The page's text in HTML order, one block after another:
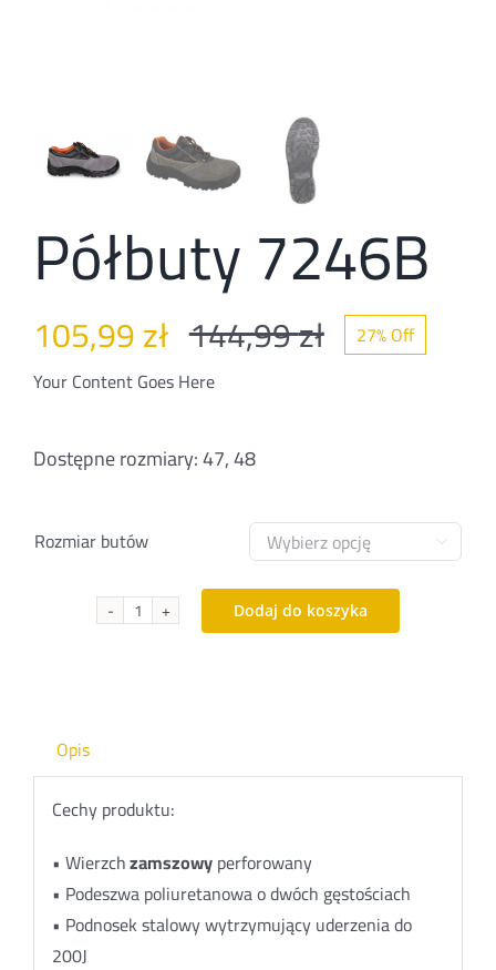
Półbuty 7246B
144,99zł Pierwotna
144,99 zł.
105,99zł
Aktualna
105,99 zł.
27% Off
Your Content Goes Here
Dostępne rozmiary: 47, 48
Rozmiar butów 
ilość
Dodaj do koszyka
Opis
Cechy produktu:
• Wierzchzamszowyperforowany
• Podeszwa poliuretanowa o dwóch gęstościach
• Podnosek stalowy wytrzymujący uderzenia do
200J